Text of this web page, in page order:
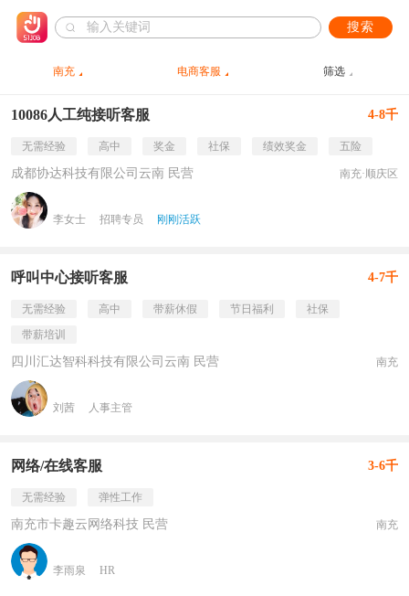
搜索
南充 电商客服 筛选
10086人工纯接听客服 4-8千
无需经验 高中 奖金 社保 绩效奖金 五险
成都协达科技有限公司云南 民营 南充·顺庆区
李女士 招聘专员 刚刚活跃
呼叫中心接听客服 4-7千
无需经验 高中 带薪休假 节日福利
社保
带薪培训
四川汇达智科科技有限公司云南 民营 南充
刘茜 人事主管
网络/在线客服 3-6千
无需经验 弹性工作
南充市卡趣云网络科技 民营 南充
李雨泉 HR